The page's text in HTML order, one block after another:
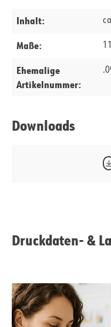
Inhalt:
Maße:
Ehemalige
Artikelnummer:
Downloads
Druckdaten- &